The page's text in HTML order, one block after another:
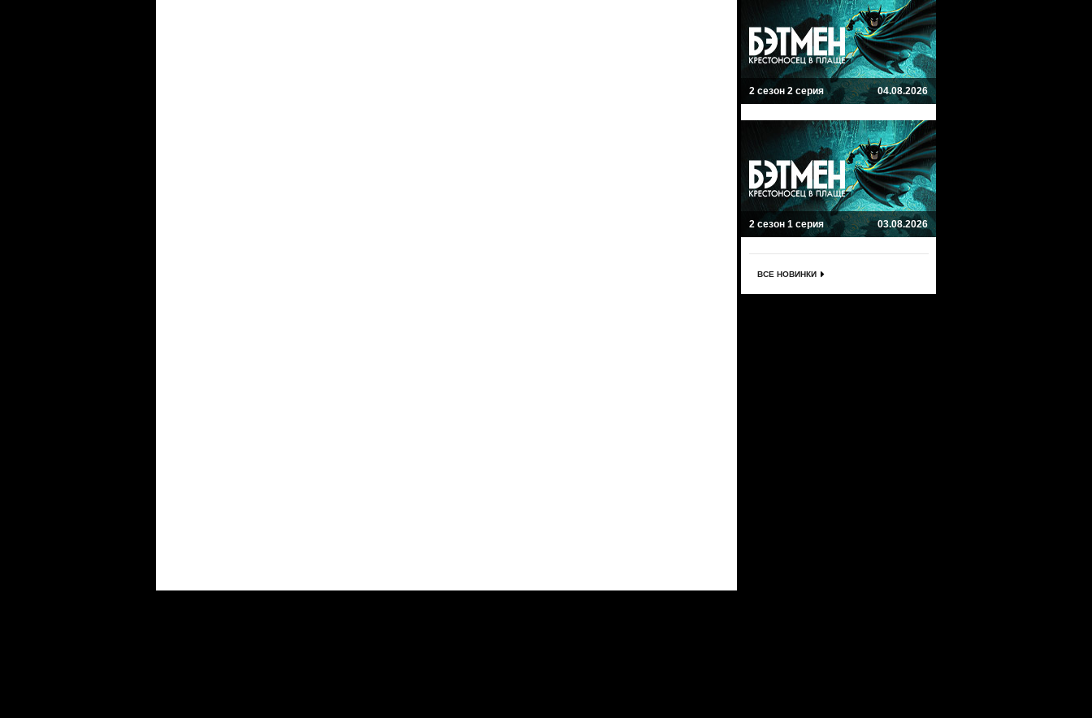
2 сезон 2 серия 04.08.2026
2 сезон 1 серия 03.08.2026
ВСЕ НОВИНКИ